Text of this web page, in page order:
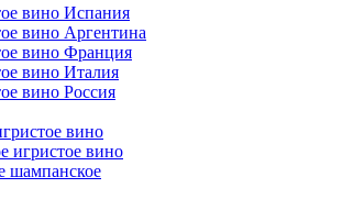
вино Испания
вино Аргентина
вино Франция
вино Италия
вино Россия
вино
игристое вино
шампанское